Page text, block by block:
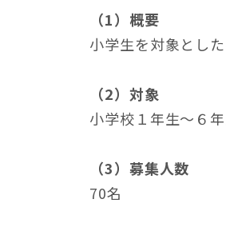
（1）概要
小学生を対象とし
（2）対象
小学校１年生～６
（3）募集人数
70名